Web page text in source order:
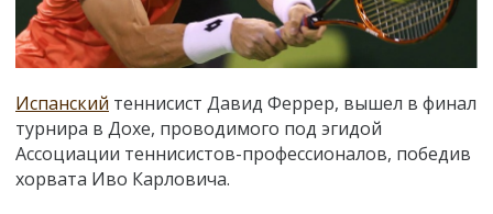
Испанский теннисист Давид Феррер, вышел в финал
турнира в Дохе, проводимого под эгидой
Ассоциации теннисистов-профессионалов, победив
хорвата Иво Карловича.